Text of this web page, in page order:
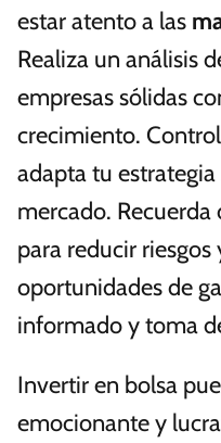
estar atento a las
Realiza un análisis
empresas sólidas
crecimiento.
adapta tu
mercado.
para reducir
oportunidades de
informado y toma
Invertir en bolsa
emocionante y